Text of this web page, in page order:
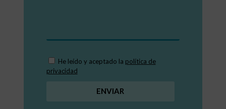
He leído y aceptado la política de
privacidad
ENVIAR